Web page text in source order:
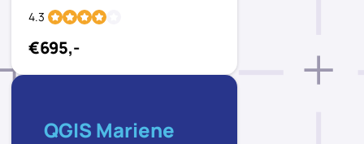
4.3
€695,-
QGIS Mariene